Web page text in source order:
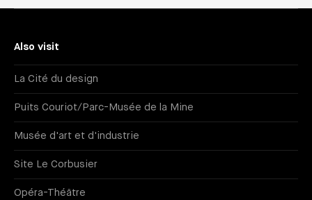
Also visit
La Cité du design
Puits Couriot/Parc-Musée de la Mine
Musée d'art et d'industrie
Site Le Corbusier
Opéra-Théâtre